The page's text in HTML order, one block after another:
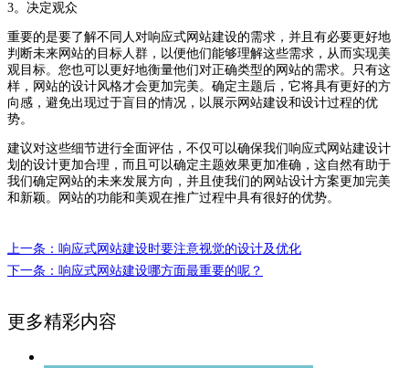
3。决定观众
重要的是要了解不同人对响应式网站建设的需求，并且有必要更好地
判断未来网站的目标人群，以便他们能够理解这些需求，从而实现美
观目标。您也可以更好地衡量他们对正确类型的网站的需求。只有这
样，网站的设计风格才会更加完美。确定主题后，它将具有更好的方
向感，避免出现过于盲目的情况，以展示网站建设和设计过程的优
势。
建议对这些细节进行全面评估，不仅可以确保我们响应式网站建设计
划的设计更加合理，而且可以确定主题效果更加准确，这自然有助于
我们确定网站的未来发展方向，并且使我们的网站设计方案更加完美
和新颖。网站的功能和美观在推广过程中具有很好的优势。
上一条：响应式网站建设时要注意视觉的设计及优化
下一条：响应式网站建设哪方面最重要的呢？
更多精彩内容